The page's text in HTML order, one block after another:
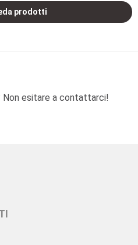
prodotti
Non esitare a contattarci!